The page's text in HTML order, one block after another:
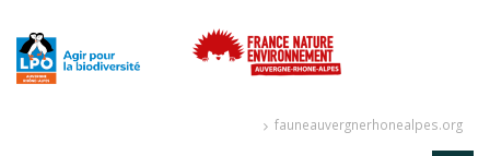
fauneauvergnerhonealpes.org